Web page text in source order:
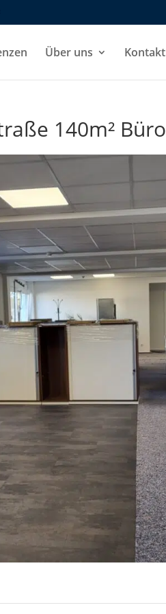
Über uns Kontakt
140m² Büro